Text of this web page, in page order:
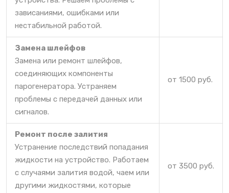
зависаниями, ошибками или
нестабильной работой.
Замена шлейфов
Замена или ремонт шлейфов,
соединяющих компоненты
парогенератора. Устраняем
проблемы с передачей данных или
сигналов.
от 1500 руб.
Ремонт после залития
Устранение последствий попадания
жидкости на устройство. Работаем
с случаями залития водой, чаем или
другими жидкостями, которые
от 3500 руб.